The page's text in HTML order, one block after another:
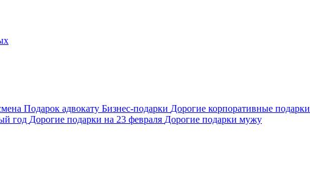
Подарок адвокату Бизнес-подарки Дорогие корпоративные подарки
год Дорогие подарки на 23 февраля Дорогие подарки мужу